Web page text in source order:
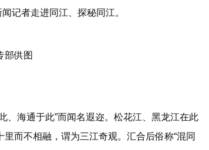
记者走进同江、探秘同江。
部供图
、海通于此”而闻名遐迩。松花江、黑龙江在此
而不相融，谓为三江奇观。汇合后俗称“混同